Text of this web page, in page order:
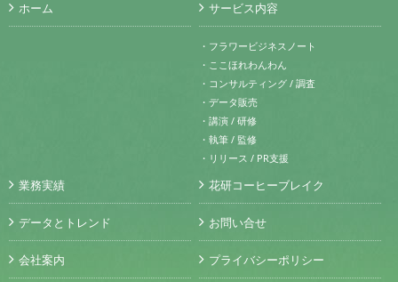
ホーム サービス内容
・フラワービジネスノート
・ここほれわんわん
・コンサルティング / 調査
・データ販売
・講演 / 研修
・執筆 / 監修
・リリース / PR支援
業務実績
データとトレンド
会社案内
花研コーヒーブレイク
お問い合せ
プライバシーポリシー